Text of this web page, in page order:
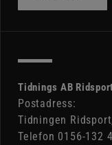
Tidnings AB
Postadress:
Tidningen
Telefon 0156-132